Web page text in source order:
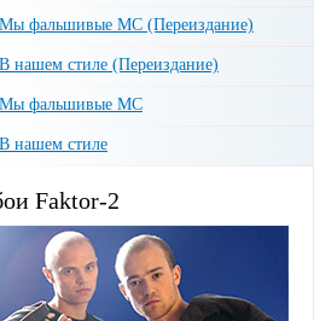
Мы фальшивые МС (Переиздание)
В нашем стиле (Переиздание)
Мы фальшивые МС
В нашем стиле
Faktor-2